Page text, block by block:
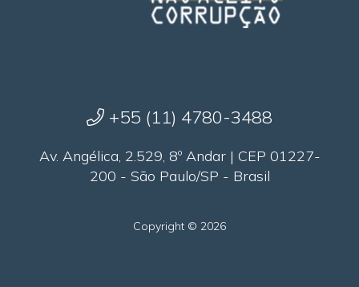
+55 (11) 4780-3488
Av. Angélica, 2.529, 8º Andar | CEP 01227-
200 - São Paulo/SP - Brasil
Copyright © 2026